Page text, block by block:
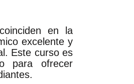
en la
excelente y
Este curso es
para ofrecer